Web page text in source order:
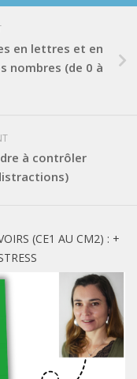
en lettres et en
nombres (de 0 à
à contrôler
(CE1 AU CM2) : +